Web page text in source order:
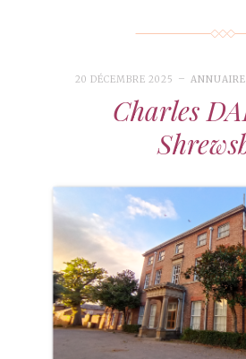
20 DÉCEMBRE 2025
Charles